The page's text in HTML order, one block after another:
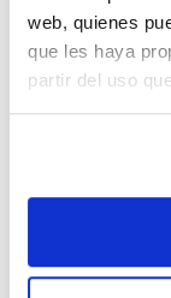
web, quienes
que les haya
partir del uso